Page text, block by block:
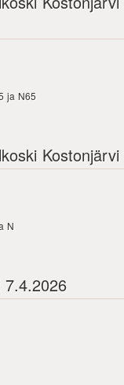
ja N65
N
7.4.2026